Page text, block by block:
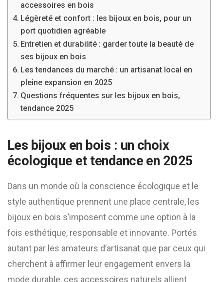
accessoires en bois
Légèreté et confort : les bijoux en bois, pour un
port quotidien agréable
Entretien et durabilité : garder toute la beauté de
ses bijoux en bois
Les tendances du marché : un artisanat local en
pleine expansion en 2025
Questions fréquentes sur les bijoux en bois,
tendance 2025
Les bijoux en bois : un choix
écologique et tendance en 2025
Dans un monde où la conscience écologique et le
style authentique prennent une place centrale, les
bijoux en bois s’imposent comme une option à la
fois esthétique, responsable et innovante. Portés
autant par les amateurs d’artisanat que par ceux qui
cherchent à affirmer leur engagement envers la
mode durable, ces accessoires naturels allient